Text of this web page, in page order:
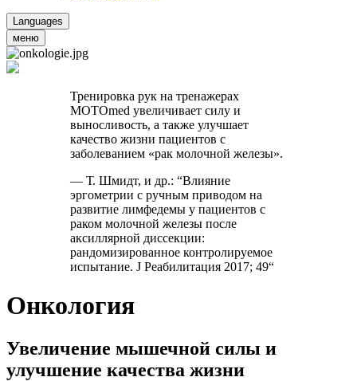
Languages
меню
Тренировка рук на тренажерах
MOTOmed увеличивает силу и
выносливость, а также улучшает
качество жизни пациентов с
заболеванием «рак молочной железы».
— Т. Шмидт, и др.: “Влияние
эргометрии с ручным приводом на
развитие лимфедемы у пациентов с
раком молочной железы после
аксиллярной диссекции:
рандомизированное контролируемое
испытание. J Реабилитация 2017; 49“
Онкология
Увеличение мышечной силы и
улучшение качества жизни